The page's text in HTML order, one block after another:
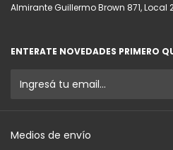
Almirante Guillermo Brown 871, Local
ENTERATE NOVEDADES PRIMERO
Medios de envío